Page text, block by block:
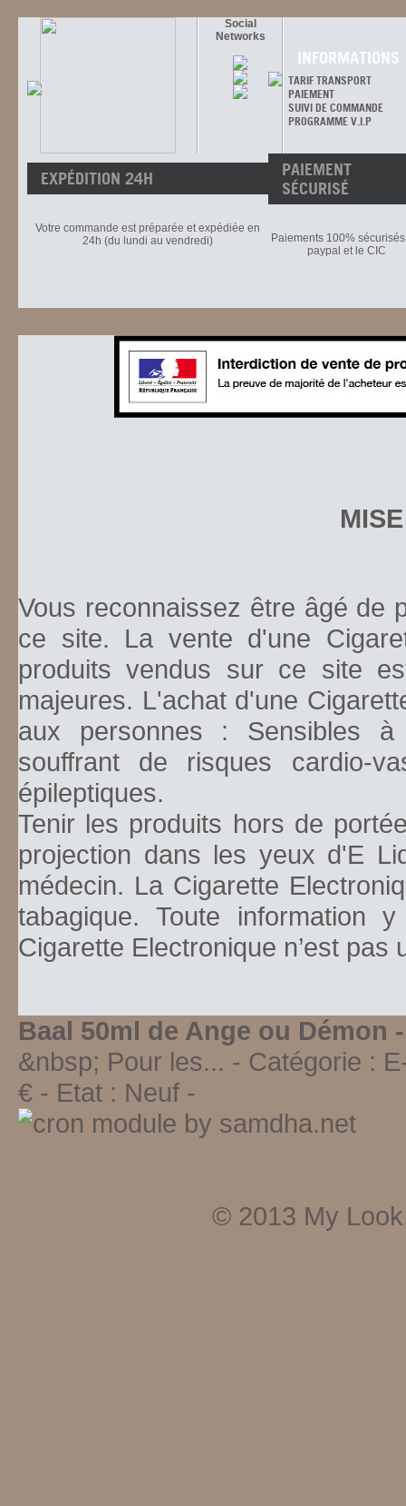
Social
Networks
INFORMATIONS
TARIF TRANSPORT
PAIEMENT
SUIVI DE COMMANDE
PROGRAMME V.I.P
EXPÉDITION 24H
Votre commande est préparée et expédiée en
24h (du lundi au vendredi)
PAIEMENT
SÉCURISÉ
Paiements 100%
paypal et le CIC
Vous reconnaissez être âgé de
ce site. La vente d'une
produits vendus sur ce site
majeures. L'achat d'une
aux personnes : Sensibles
souffrant de risques cardio-
épileptiques.
Tenir les produits hors de
projection dans les yeux d'E
médecin. La Cigarette
tabagique. Toute information
Cigarette Electronique n’est pas
Baal 50ml de Ange ou Démon
&nbsp; Pour les... - Catégorie :
€ - Etat : Neuf -
© 2013 My Look